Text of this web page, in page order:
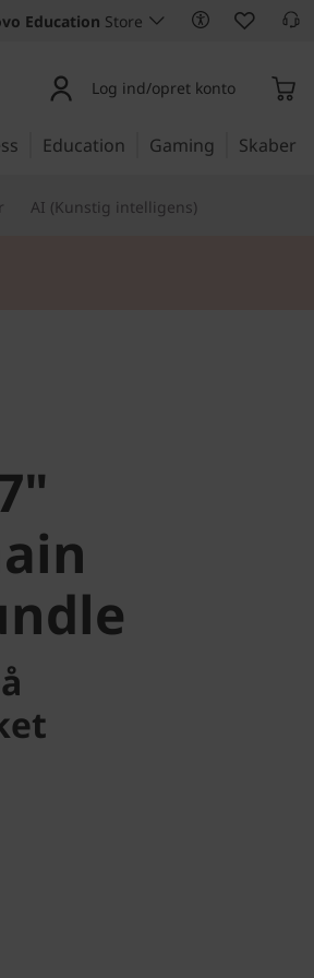
Education Store
Log ind/opret konto
Education Gaming Skaber
AI (Kunstig intelligens)